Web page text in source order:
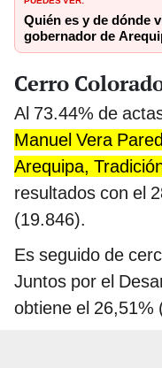
Quién es y de dónde
gobernador de
Cerro
Al 73.44% de
Manuel Vera
Arequipa,
resultados con el
(19.846).
Es seguido de
Juntos por el
obtiene el 26,51%